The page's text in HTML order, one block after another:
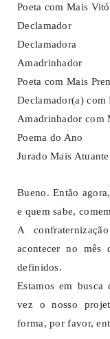
Poeta com Mais
Declamador
Declamadora
Amadrinhador
Poeta com Mais
Declamador(a) com
Amadrinhador com
Poema do Ano
Jurado Mais Atuante
Bueno. Então
e quem sabe,
A
acontecer no mês
definidos.
Estamos em busca
vez o nosso
forma, por favor,